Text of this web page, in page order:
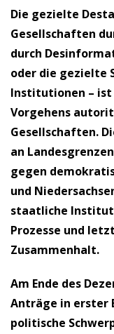
Die gezielte
Gesellschaften
durch
oder die gezielte
Institutionen – ist
Vorgehens
Gesellschaften.
an
gegen
und
staatliche
Prozesse und
Zusammenhalt.
Am Ende des
Anträge in erster
politische